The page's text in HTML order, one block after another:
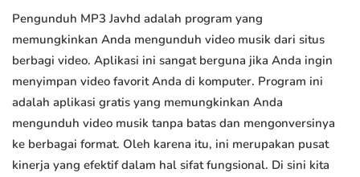
Pengunduh MP3 Javhd adalah program yang
memungkinkan Anda mengunduh video musik dari situs
berbagi video. Aplikasi ini sangat berguna jika Anda ingin
menyimpan video favorit Anda di komputer. Program ini
adalah aplikasi gratis yang memungkinkan Anda
mengunduh video musik tanpa batas dan mengonversinya
ke berbagai format. Oleh karena itu, ini merupakan pusat
kinerja yang efektif dalam hal sifat fungsional. Di sini kita